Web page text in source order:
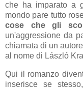
che ha imparato a
mondo pare tutto
cose che gli
un'aggressione da
chiamata di un
al nome di László
Qui il romanzo
inserisce se